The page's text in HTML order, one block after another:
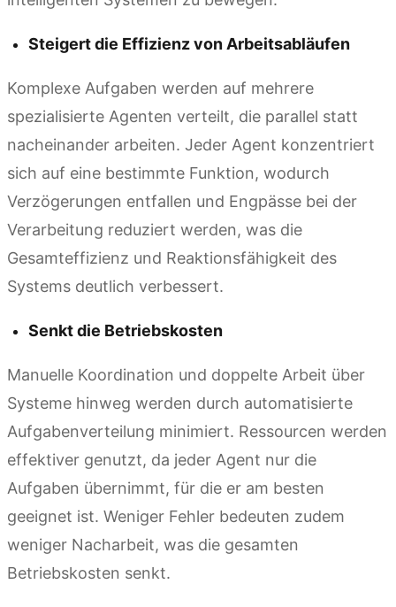
Steigert die Effizienz von Arbeitsabläufen
Komplexe Aufgaben werden auf mehrere
spezialisierte Agenten verteilt, die parallel statt
nacheinander arbeiten. Jeder Agent konzentriert
sich auf eine bestimmte Funktion, wodurch
Verzögerungen entfallen und Engpässe bei der
Verarbeitung reduziert werden, was die
Gesamteffizienz und Reaktionsfähigkeit des
Systems deutlich verbessert.
Senkt die Betriebskosten
Manuelle Koordination und doppelte Arbeit über
Systeme hinweg werden durch automatisierte
Aufgabenverteilung minimiert. Ressourcen werden
effektiver genutzt, da jeder Agent nur die
Aufgaben übernimmt, für die er am besten
geeignet ist. Weniger Fehler bedeuten zudem
weniger Nacharbeit, was die gesamten
Betriebskosten senkt.